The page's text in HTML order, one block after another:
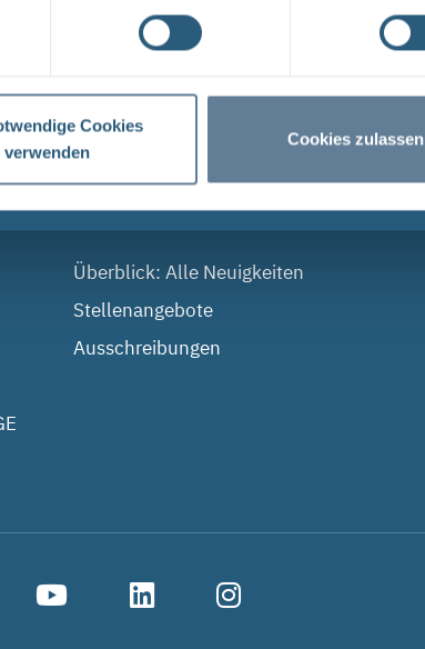
Cookies
verwenden
Cookies zulassen
AKTUELLES
Überblick: Alle Neuigkeiten
Stellenangebote
Ausschreibungen